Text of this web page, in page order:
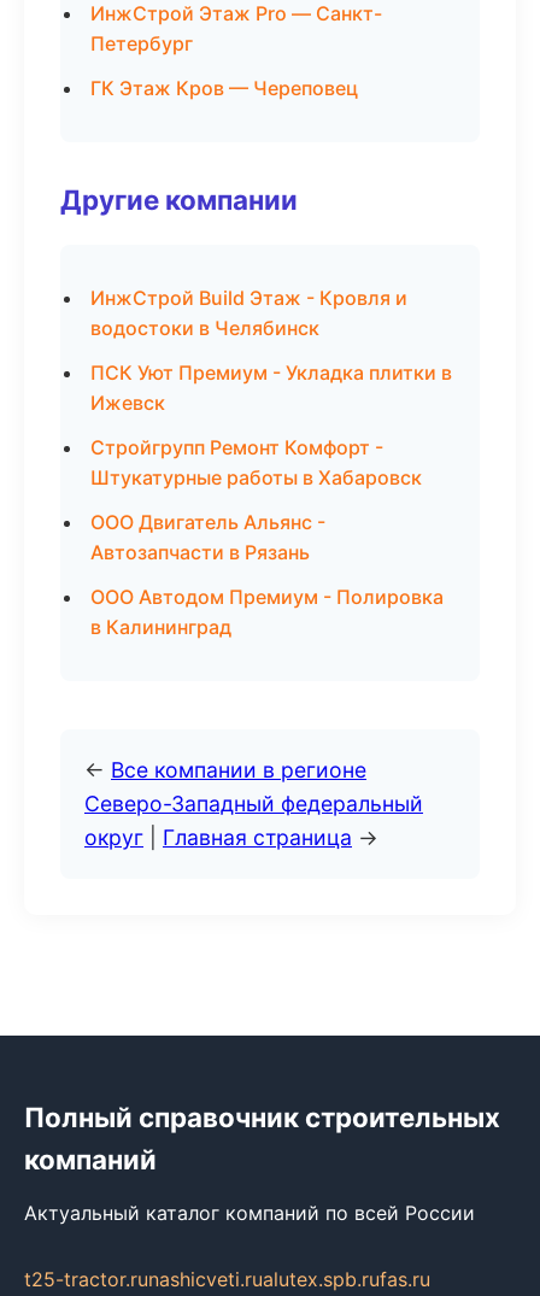
ИнжСтрой Этаж Pro — Санкт-
Петербург
ГК Этаж Кров — Череповец
Другие компании
ИнжСтрой Build Этаж - Кровля и
водостоки в Челябинск
ПСК Уют Премиум - Укладка плитки в
Ижевск
Стройгрупп Ремонт Комфорт -
Штукатурные работы в Хабаровск
ООО Двигатель Альянс -
Автозапчасти в Рязань
ООО Автодом Премиум - Полировка
в Калининград
← Все компании в регионе
Северо-Западный федеральный
округ
Главная страница →
Полный справочник строительных
компаний
Актуальный каталог компаний по всей России
t25-tractor.runashicveti.rualutex.spb.rufas.ru